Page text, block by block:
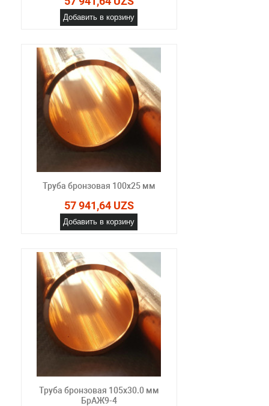
Добавить в корзину
Труба бронзовая 100x25 мм
57 941,64 UZS
Добавить в корзину
Труба бронзовая 105х30.0 мм
БрАЖ9-4